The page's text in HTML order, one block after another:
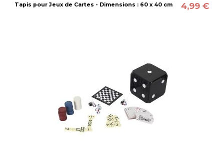
Tapis pour Jeux de Cartes - Dimensions : 60 x 40 cm 4,99 €